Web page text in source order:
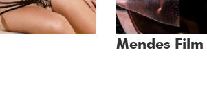
Mendes Film